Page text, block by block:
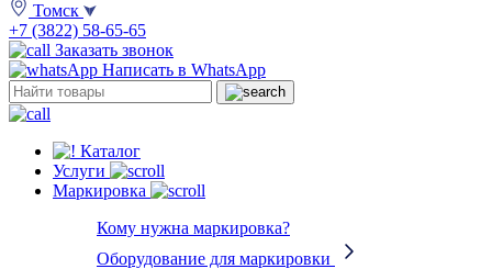
Томск
+7 (3822) 58-65-65
Заказать звонок
Написать в WhatsApp
Каталог
Услуги
Маркировка
Кому нужна маркировка?
Оборудование для маркировки